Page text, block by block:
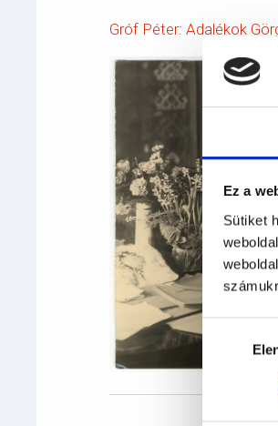
Ez a
Sütiket
kiválasztása
Gróf Péter: Adalékok